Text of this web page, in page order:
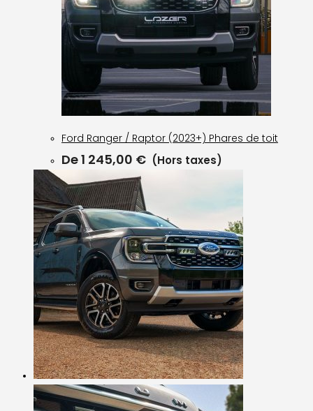
Ford Ranger / Raptor (2023+) Phares de toit
De1 245,00 € (Hors taxes)